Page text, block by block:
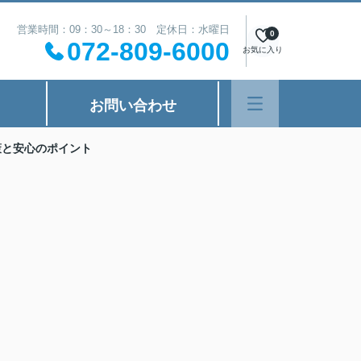
営業時間：09：30～18：30 定休日：水曜日
072-809-6000 お気に入り
0
お問い合わせ
安心のポイント